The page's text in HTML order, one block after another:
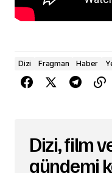
Dizi Fragman Haber
Dizi, film
gündemi